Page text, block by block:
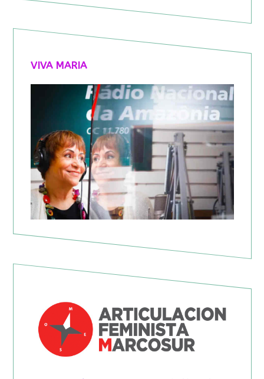
VIVA MARIA